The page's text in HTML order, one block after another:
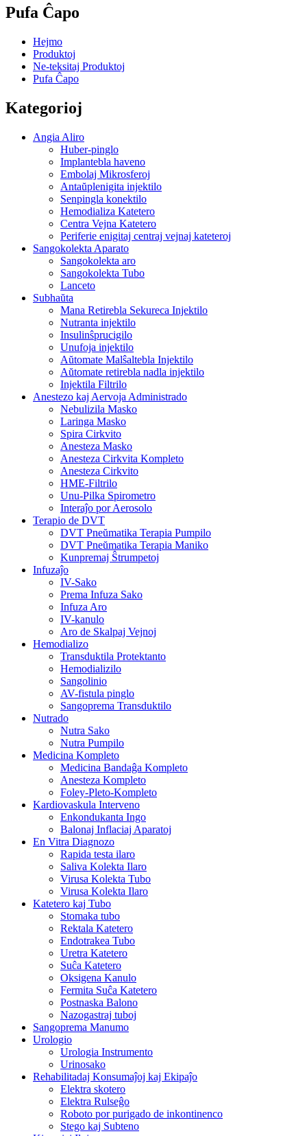
Pufa Ĉapo
Hejmo
Produktoj
Ne-teksitaj Produktoj
Pufa Ĉapo
Kategorioj
Angia Aliro
Huber-pinglo
Implantebla haveno
Embolaj Mikrosferoj
Antaŭplenigita injektilo
Senpingla konektilo
Hemodializa Katetero
Centra Vejna Katetero
Periferie enigitaj centraj vejnaj kateteroj
Sangokolekta Aparato
Sangokolekta aro
Sangokolekta Tubo
Lanceto
Subhaŭta
Mana Retirebla Sekureca Injektilo
Nutranta injektilo
Insulinŝprucigilo
Unufoja injektilo
Aŭtomate Malŝaltebla Injektilo
Aŭtomate retirebla nadla injektilo
Injektila Filtrilo
Anestezo kaj Aervoja Administrado
Nebulizila Masko
Laringa Masko
Spira Cirkvito
Anesteza Masko
Anesteza Cirkvita Kompleto
Anesteza Cirkvito
HME-Filtrilo
Unu-Pilka Spirometro
Interaĵo por Aerosolo
Terapio de DVT
DVT Pneŭmatika Terapia Pumpilo
DVT Pneŭmatika Terapia Maniko
Kunpremaj Ŝtrumpetoj
Infuzaĵo
IV-Sako
Prema Infuza Sako
Infuza Aro
IV-kanulo
Aro de Skalpaj Vejnoj
Hemodializo
Transduktila Protektanto
Hemodializilo
Sangolinio
AV-fistula pinglo
Sangoprema Transduktilo
Nutrado
Nutra Sako
Nutra Pumpilo
Medicina Kompleto
Medicina Bandaĝa Kompleto
Anesteza Kompleto
Foley-Pleto-Kompleto
Kardiovaskula Interveno
Enkondukanta Ingo
Balonaj Inflaciaj Aparatoj
En Vitra Diagnozo
Rapida testa ilaro
Saliva Kolekta Ilaro
Virusa Kolekta Tubo
Virusa Kolekta Ilaro
Katetero kaj Tubo
Stomaka tubo
Rektala Katetero
Endotrakea Tubo
Uretra Katetero
Suĉa Katetero
Oksigena Kanulo
Fermita Suĉa Katetero
Postnaska Balono
Nazogastraj tuboj
Sangoprema Manumo
Urologio
Urologia Instrumento
Urinosako
Rehabilitadaj Konsumaĵoj kaj Ekipaĵo
Elektra skotero
Elektra Rulseĝo
Roboto por purigado de inkontinenco
Stego kaj Subteno